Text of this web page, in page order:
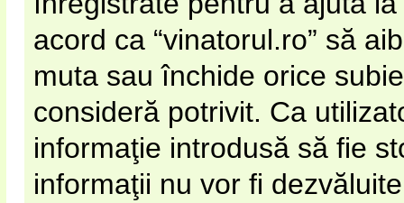
acord ca “vinatorul.ro” să
muta sau închide orice
consideră potrivit. Ca
informaţie introdusă să fie
informaţii nu vor fi